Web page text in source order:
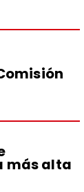
más alta